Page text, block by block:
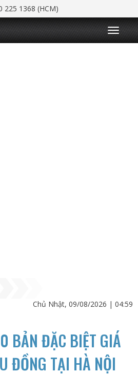
225 1368 (HCM)
T
o
g
Chủ Nhật, 09/08/2026 | 04:59
BẢN ĐẶC BIỆT GIÁ
ĐỒNG TẠI HÀ NỘI